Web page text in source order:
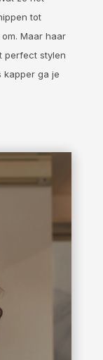
tot
Maar haar
perfect stylen
kapper ga je